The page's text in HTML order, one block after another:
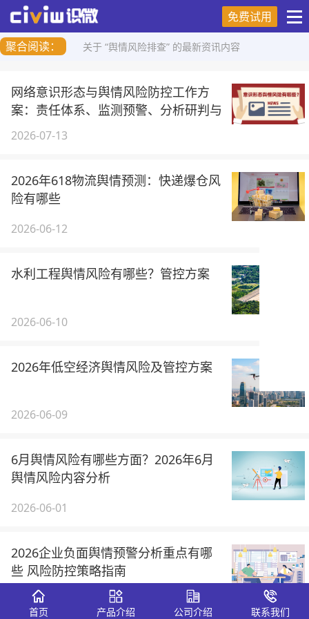
免费试用
聚合阅读：
关于 “舆情风险排查” 的最新资讯内容
网络意识形态与舆情风险防控工作方
案：责任体系、监测预警、分析研判与
应急处置（2026）
2026-07-13
2026年618物流舆情预测：快递爆仓风
险有哪些
2026-06-12
水利工程舆情风险有哪些？管控方案
2026-06-10
2026年低空经济舆情风险及管控方案
2026-06-09
6月舆情风险有哪些方面？2026年6月
舆情风险内容分析
2026-06-01
2026企业负面舆情预警分析重点有哪
些 风险防控策略指南
2026-05-22
首页 产品介绍 公司介绍 联系我们